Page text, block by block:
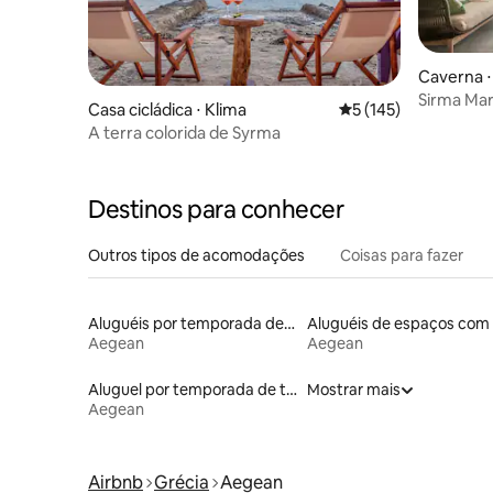
Casa cicládica ⋅ Klima 5 de uma avaliação
5 (145)
A terra colorida de Syrma
Caverna
Sirma
Destinos para conhecer
Outros tipos de acomodações Coisas para fazer
Aluguéis por temporada de acomodações de luxo
Aegean
Aegean
Aluguel por temporada de trailers
Aegean
Mostrar mais
Airbnb Grécia Aegean